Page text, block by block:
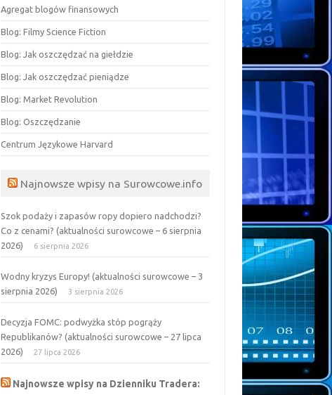
Agregat blogów finansowych
Blog: Filmy Science Fiction
Blog: Jak oszczędzać na giełdzie
Blog: Jak oszczędzać pieniądze
Blog: Market Revolution
Blog: Oszczędzanie
Centrum Językowe Harvard
Najnowsze wpisy na Surowcowe.info
Szok podaży i zapasów ropy dopiero nadchodzi?
Co z cenami? (aktualności surowcowe – 6 sierpnia
2026)
6 sierpnia 2026
Wodny kryzys Europy! (aktualności surowcowe – 3
sierpnia 2026)
3 sierpnia 2026
Decyzja FOMC: podwyżka stóp pogrąży
Republikanów? (aktualności surowcowe – 27 lipca
2026)
27 lipca 2026
Najnowsze wpisy na Dzienniku Tradera: